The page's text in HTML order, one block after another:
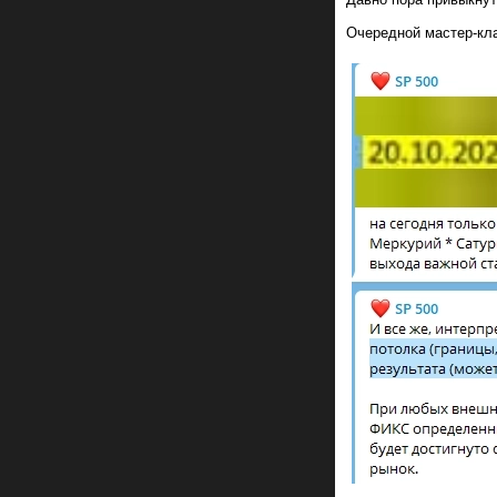
Очередной мастер-